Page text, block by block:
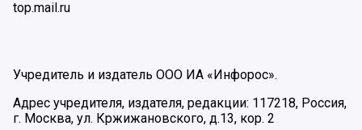
top.mail.ru
Учредитель и издатель ООО ИА «Инфорос».
Адрес учредителя, издателя, редакции: 117218, Россия,
г. Москва, ул. Кржижановского, д.13, кор. 2